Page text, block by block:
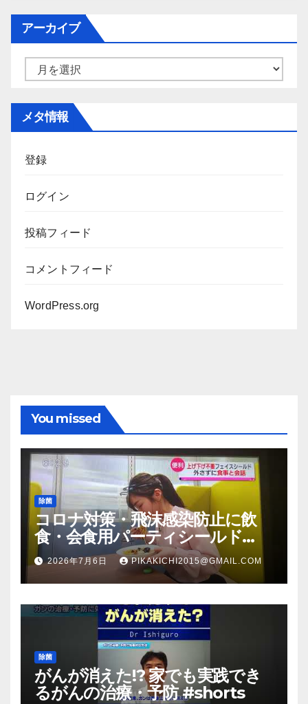
ー
アーカイブ
メタ情報
登録
ログイン
投稿フィード
コメントフィード
WordPress.org
You missed
除菌
コロナ対策・飛沫感染防止に飲
食・会食用パーティシールド
（マスク会食代替品）ＦＢＣ福井
放送のＴＶ番組での紹介映像
2026年7月6日 PIKAKICHI2015@GMAIL.COM
除菌
がんが消えた!? 家でも実践でき
るがんの治療・予防 #shorts